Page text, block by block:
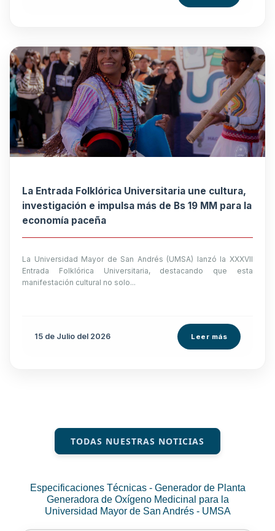
La Entrada Folklórica Universitaria une cultura,
investigación e impulsa más de Bs 19 MM para la
economía paceña
La Universidad Mayor de San Andrés (UMSA) lanzó la XXXVII
Entrada Folklórica Universitaria, destacando que esta
manifestación cultural no solo...
15 de Julio del 2026 Leer más
TODAS NUESTRAS NOTICIAS
Especificaciones Técnicas - Generador de Planta
Generadora de Oxígeno Medicinal para la
Universidad Mayor de San Andrés - UMSA